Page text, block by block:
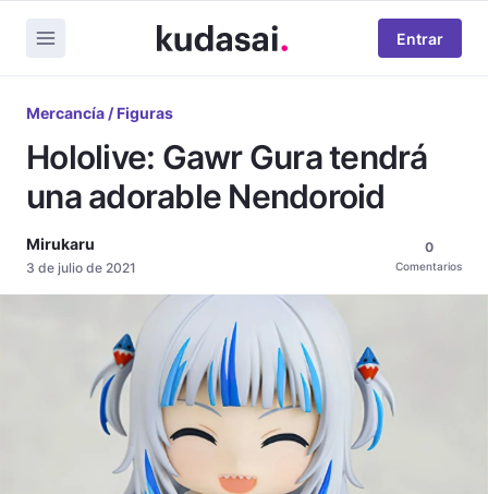
Entrar
Mercancía / Figuras
Hololive: Gawr Gura tendrá
una adorable Nendoroid
Mirukaru
3 de julio de 2021
0
Comentarios